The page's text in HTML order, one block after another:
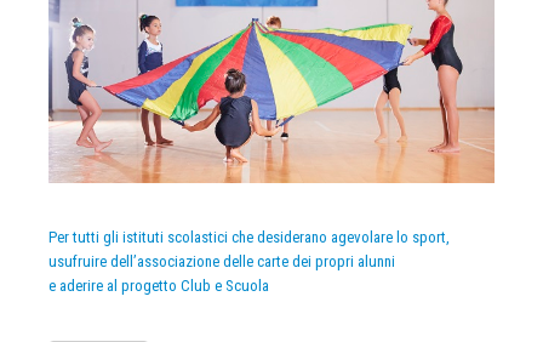
Per tutti gli istituti scolastici che desiderano agevolare lo sport,
usufruire dell’associazione delle carte dei propri alunni
e aderire al progetto Club e Scuola